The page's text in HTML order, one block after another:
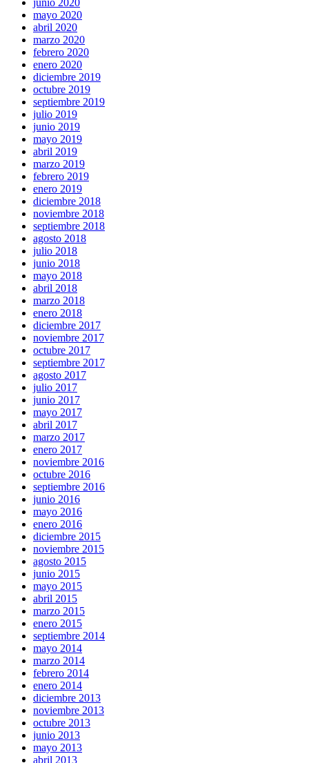
junio 2020
mayo 2020
abril 2020
marzo 2020
febrero 2020
enero 2020
diciembre 2019
octubre 2019
septiembre 2019
julio 2019
junio 2019
mayo 2019
abril 2019
marzo 2019
febrero 2019
enero 2019
diciembre 2018
noviembre 2018
septiembre 2018
agosto 2018
julio 2018
junio 2018
mayo 2018
abril 2018
marzo 2018
enero 2018
diciembre 2017
noviembre 2017
octubre 2017
septiembre 2017
agosto 2017
julio 2017
junio 2017
mayo 2017
abril 2017
marzo 2017
enero 2017
noviembre 2016
octubre 2016
septiembre 2016
junio 2016
mayo 2016
enero 2016
diciembre 2015
noviembre 2015
agosto 2015
junio 2015
mayo 2015
abril 2015
marzo 2015
enero 2015
septiembre 2014
mayo 2014
marzo 2014
febrero 2014
enero 2014
diciembre 2013
noviembre 2013
octubre 2013
junio 2013
mayo 2013
abril 2013